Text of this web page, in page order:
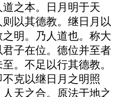
之本。日月明于天
以其德教。继日月以
明。乃人道也。称大
子在位。德位并至者
。不足以行其德教。
克以继日月之明照
天之合。原法于地之